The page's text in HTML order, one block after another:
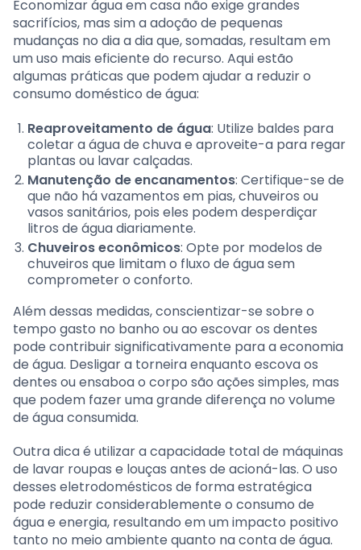
Economizar água em casa não exige grandes
sacrifícios, mas sim a adoção de pequenas
mudanças no dia a dia que, somadas, resultam em
um uso mais eficiente do recurso. Aqui estão
algumas práticas que podem ajudar a reduzir o
consumo doméstico de água:
Reaproveitamento de água: Utilize baldes para
coletar a água de chuva e aproveite-a para regar
plantas ou lavar calçadas.
Manutenção de encanamentos: Certifique-se de
que não há vazamentos em pias, chuveiros ou
vasos sanitários, pois eles podem desperdiçar
litros de água diariamente.
Chuveiros econômicos: Opte por modelos de
chuveiros que limitam o fluxo de água sem
comprometer o conforto.
Além dessas medidas, conscientizar-se sobre o
tempo gasto no banho ou ao escovar os dentes
pode contribuir significativamente para a economia
de água. Desligar a torneira enquanto escova os
dentes ou ensaboa o corpo são ações simples, mas
que podem fazer uma grande diferença no volume
de água consumida.
Outra dica é utilizar a capacidade total de máquinas
de lavar roupas e louças antes de acioná-las. O uso
desses eletrodomésticos de forma estratégica
pode reduzir considerablemente o consumo de
água e energia, resultando em um impacto positivo
tanto no meio ambiente quanto na conta de água.